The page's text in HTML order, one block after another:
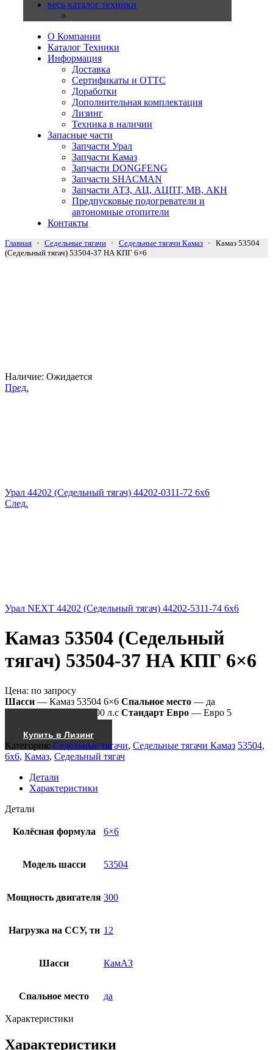
весь каталог техники
О Компании
Каталог Техники
Информация
Доставка
Сертификаты и ОТТС
Доработки
Дополнительная комплектация
Лизинг
Техника в наличии
Запасные части
Запчасти Урал
Запчасти Камаз
Запчасти DONGFENG
Запчасти SHACMAN
Запчасти АТЗ, АЦ, АЦПТ, МВ, АКН
Предпусковые подогреватели и
автономные отопители
Контакты
Главная • Седельные тягачи • Седельные тягачи Камаз • Камаз 53504
(Седельный тягач) 53504-37 НА КПГ 6×6
Наличие: Ожидается
Пред.
Урал 44202 (Седельный тягач) 44202-0311-72 6x6
След.
Урал NEXT 44202 (Седельный тягач) 44202-5311-74 6x6
Камаз 53504 (Седельный
тягач) 53504-37 НА КПГ 6×6
Цена: по запросу
Шасси — Камаз 53504 6×6 Спальное место — да
— 300 л.с Стандарт Евро — Евро 5
Купить в Лизинг
Категория: Седельные тягачи, Седельные тягачи Камаз 53504,
6x6, Камаз, Седельный тягач
Детали
Характеристики
Детали
Колёсная формула 6×6
Модель шасси 53504
Мощность двигателя 300
Нагрузка на ССУ, тн 12
Шасси КамАЗ
Спальное место да
Характеристики
Характеристики